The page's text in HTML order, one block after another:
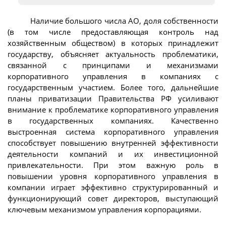
Наличие большого числа АО, доля собственности
(в том числе предоставляющая контроль над
хозяйственным обществом) в которых принадлежит
государству, объясняет актуальность проблематики,
связанной с принципами и механизмами
корпоративного управления в компаниях с
государственным участием. Более того, дальнейшие
планы приватизации Правительства РФ усиливают
внимание к проблематике корпоративного управления
в государственных компаниях. Качественно
выстроенная система корпоративного управления
способствует повышению внутренней эффективности
деятельности компаний и их инвестиционной
привлекательности. При этом важную роль в
повышении уровня корпоративного управления в
компании играет эффективно структурированный и
функционирующий совет директоров, выступающий
ключевым механизмом управления корпорациями.